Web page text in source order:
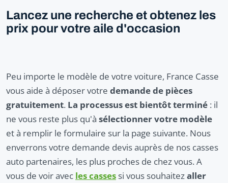
Lancez une recherche et obtenez les
prix pour votre aile d'occasion
Peu importe le modèle de votre voiture, France Casse
vous aide à déposer votre demande de pièces
gratuitement. La processus est bientôt terminé : il
ne vous reste plus qu'à sélectionner votre modèle
et à remplir le formulaire sur la page suivante. Nous
enverrons votre demande devis auprès de nos casses
auto partenaires, les plus proches de chez vous. A
vous de voir avec les casses si vous souhaitezaller